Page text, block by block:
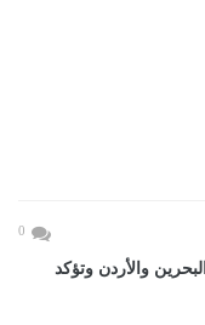
0
والأردن وتؤكد